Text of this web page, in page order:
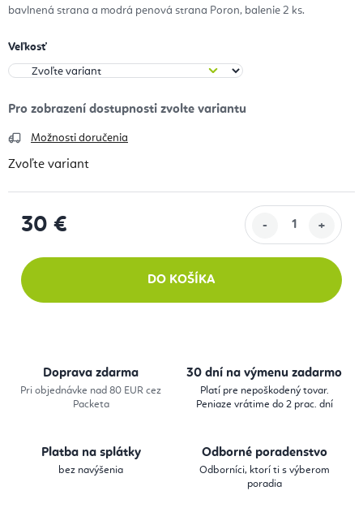
bavlnená strana a modrá penová strana Poron, balenie 2 ks.
Veľkosť
Možnosti doručenia
Zvoľte variant
30 €
DO KOŠÍKA
Doprava zdarma
Pri objednávke nad 80 EUR cez
Packeta
30 dní na výmenu zadarmo
Platí pre nepoškodený tovar.
Peniaze vrátime do 2 prac. dní
Platba na splátky
bez navýšenia
Odborné poradenstvo
Odborníci, ktorí ti s výberom
poradia